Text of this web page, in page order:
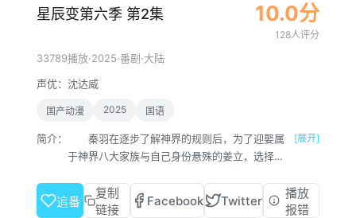
星辰变第六季 第2集 10.0分
128人评分
33789播放·2025·番剧·大陆
声优： 沈达威
国产动漫 2025 国语
简介：
秦羽在逐步了解神界的规则后，为了迎娶属
于神界八大家族与自己身份悬殊的姜立，选择立
级神人，被圣皇看重成为新贵……一步一步最终
达到了可以光明正大向立儿求亲的身份。 可
[展开]
追番
复制
链接
Facebook Twitter
播放
报错